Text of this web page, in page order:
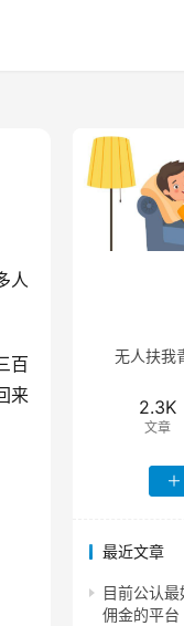
人
百
来
无人扶我
2.3K
文章
最近文章
目前公认
佣金的平台